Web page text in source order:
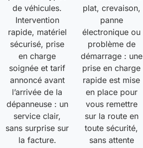
de véhicules.
Intervention
rapide, matériel
sécurisé, prise
en charge
soignée et tarif
annoncé avant
l’arrivée de la
dépanneuse : un
service clair,
sans surprise sur
la facture.
plat, crevaison,
panne
électronique ou
problème de
démarrage : une
prise en charge
rapide est mise
en place pour
vous remettre
sur la route en
toute sécurité,
sans attente